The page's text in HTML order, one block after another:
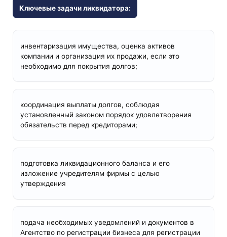
Ключевые задачи ликвидатора:
инвентаризация имущества, оценка активов
компании и организация их продажи, если это
необходимо для покрытия долгов;
координация выплаты долгов, соблюдая
установленный законом порядок удовлетворения
обязательств перед кредиторами;
подготовка ликвидационного баланса и его
изложение учредителям фирмы с целью
утверждения
подача необходимых уведомлений и документов в
Агентство по регистрации бизнеса для регистрации